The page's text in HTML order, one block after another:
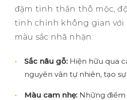
đậm tinh thần thô mộc,
tinh chỉnh không gian với
màu sắc nhã nhặn:
Sắc nâu gỗ: Hiện hữu qua
nguyên vân tự nhiên, tạo
Màu cam nhẹ: Những